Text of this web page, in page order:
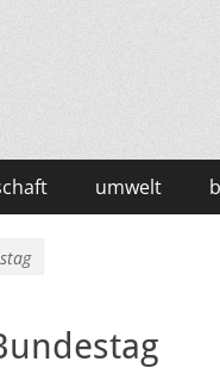
umwelt